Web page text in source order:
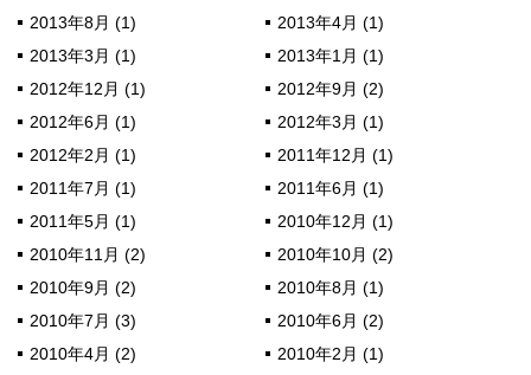
2013年8月 (1)
2013年4月 (1)
2013年3月 (1)
2013年1月 (1)
2012年12月 (1)
2012年9月 (2)
2012年6月 (1)
2012年3月 (1)
2012年2月 (1)
2011年12月 (1)
2011年7月 (1)
2011年6月 (1)
2011年5月 (1)
2010年12月 (1)
2010年11月 (2)
2010年10月 (2)
2010年9月 (2)
2010年8月 (1)
2010年7月 (3)
2010年6月 (2)
2010年4月 (2)
2010年2月 (1)